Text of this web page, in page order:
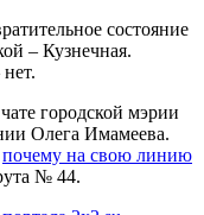
состояние
– Кузнечная.
городской мэрии
Олега Имамеева.
почему на свою линию
№ 44.